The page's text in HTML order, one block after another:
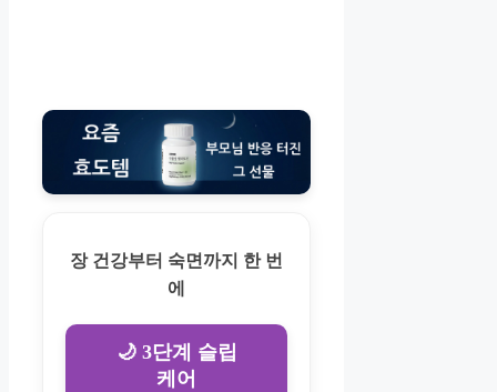
장 건강부터 숙면까지 한 번
에
🌙 3단계 슬립
케어